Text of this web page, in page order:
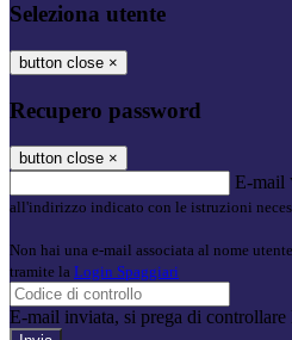
Seleziona utente
button close ×
Recupero password
button close ×
E-mail
all'indirizzo indicato con le istruzioni
Non hai una e-mail associata al nome
tramite la Login Spaggiari
E-mail inviata, si prega di controllare